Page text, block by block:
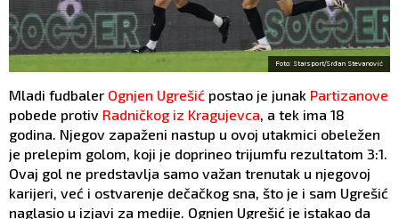
Foto: Starsport/Srđan Stevanović
Mladi fudbaler Ognjen Ugrešić postao je junak Partizanove
pobede protiv Radničkog iz Kragujevca, a tek ima 18
godina. Njegov zapaženi nastup u ovoj utakmici obeležen
je prelepim golom, koji je doprineo trijumfu rezultatom 3:1.
Ovaj gol ne predstavlja samo važan trenutak u njegovoj
karijeri, već i ostvarenje dečačkog sna, što je i sam Ugrešić
naglasio u izjavi za medije. Ognjen Ugrešić je istakao da